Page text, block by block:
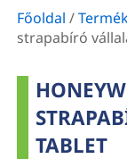
Főoldal /
strapabíró
TABLET